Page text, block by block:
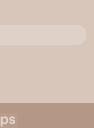
Vipps